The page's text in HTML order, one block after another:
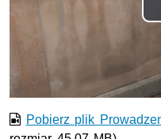
Pobierz plik